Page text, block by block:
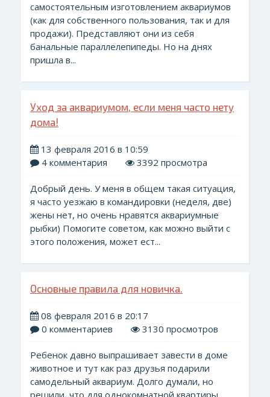
самостоятельным изготовлением аквариумов
(как для собственного пользования, так и для
продажи). Представляют они из себя
банальные параллелепипеды. Но на днях
пришла в...
Уход за аквариумом, если меня часто нету
дома!
13 февраля 2016 в 10:59
4 комментария
3392 просмотра
Добрый день. У меня в общем такая ситуация,
я часто уезжаю в командировки (неделя, две)
жены нет, но очень нравятся аквариумные
рыбки) Помогите советом, как можно выйти с
этого положения, может ест...
Основные правила для новичка.
08 февраля 2016 в 20:17
0 комментариев
3130 просмотров
Ребенок давно выпрашивает завести в доме
животное и тут как раз друзья подарили
самодельный аквариум. Долго думали, но
решили, что для однокомнатной квартиры